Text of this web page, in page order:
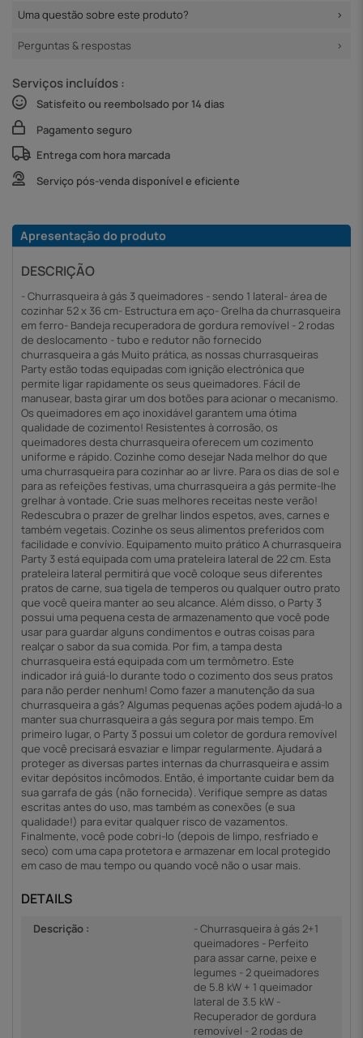
Uma questão sobre este produto?
Perguntas & respostas
Serviços incluídos :
Satisfeito ou reembolsado por 14 dias
Pagamento seguro
Entrega com hora marcada
Serviço pós-venda disponível e eficiente
Apresentação do produto
DESCRIÇÃO
- Churrasqueira à gás 3 queimadores - sendo 1 lateral- área de
cozinhar 52 x 36 cm- Estructura em aço- Grelha da churrasqueira
em ferro- Bandeja recuperadora de gordura removível - 2 rodas
de deslocamento - tubo e redutor não fornecido
churrasqueira a gás Muito prática, as nossas churrasqueiras
Party estão todas equipadas com ignição electrónica que
permite ligar rapidamente os seus queimadores. Fácil de
manusear, basta girar um dos botões para acionar o mecanismo.
Os queimadores em aço inoxidável garantem uma ótima
qualidade de cozimento! Resistentes à corrosão, os
queimadores desta churrasqueira oferecem um cozimento
uniforme e rápido. Cozinhe como desejar Nada melhor do que
uma churrasqueira para cozinhar ao ar livre. Para os dias de sol e
para as refeições festivas, uma churrasqueira a gás permite-lhe
grelhar à vontade. Crie suas melhores receitas neste verão!
Redescubra o prazer de grelhar lindos espetos, aves, carnes e
também vegetais. Cozinhe os seus alimentos preferidos com
facilidade e convívio. Equipamento muito prático A churrasqueira
Party 3 está equipada com uma prateleira lateral de 22 cm. Esta
prateleira lateral permitirá que você coloque seus diferentes
pratos de carne, sua tigela de temperos ou qualquer outro prato
que você queira manter ao seu alcance. Além disso, o Party 3
possui uma pequena cesta de armazenamento que você pode
usar para guardar alguns condimentos e outras coisas para
realçar o sabor da sua comida. Por fim, a tampa desta
churrasqueira está equipada com um termômetro. Este
indicador irá guiá-lo durante todo o cozimento dos seus pratos
para não perder nenhum! Como fazer a manutenção da sua
churrasqueira a gás? Algumas pequenas ações podem ajudá-lo a
manter sua churrasqueira a gás segura por mais tempo. Em
primeiro lugar, o Party 3 possui um coletor de gordura removível
que você precisará esvaziar e limpar regularmente. Ajudará a
proteger as diversas partes internas da churrasqueira e assim
evitar depósitos incômodos. Então, é importante cuidar bem da
sua garrafa de gás (não fornecida). Verifique sempre as datas
escritas antes do uso, mas também as conexões (e sua
qualidade!) para evitar qualquer risco de vazamentos.
Finalmente, você pode cobri-lo (depois de limpo, resfriado e
seco) com uma capa protetora e armazenar em local protegido
em caso de mau tempo ou quando você não o usar mais.
DETAILS
Descrição :
- Churrasqueira à gás 2+1
queimadores - Perfeito
para assar carne, peixe e
legumes - 2 queimadores
de 5.8 kW + 1 queimador
lateral de 3.5 kW -
Recuperador de gordura
removível - 2 rodas de